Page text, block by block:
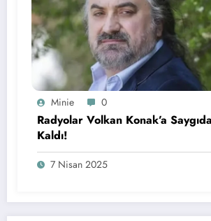
Minie 0
Radyolar Volkan Konak’a
Kaldı!
7 Nisan 2025